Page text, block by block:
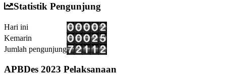
Statistik Pengunjung
Hari ini
Kemarin
Jumlah pengunjung
APBDes 2023 Pelaksanaan